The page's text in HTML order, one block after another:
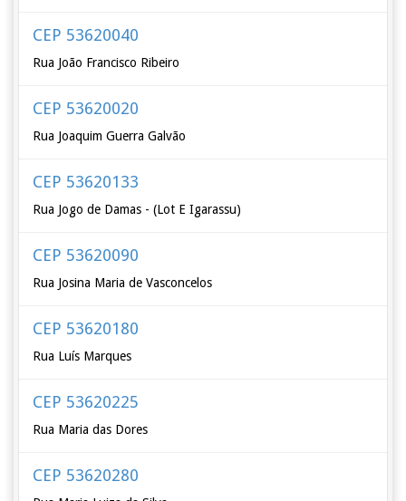
CEP 53620040
Rua João Francisco Ribeiro
CEP 53620020
Rua Joaquim Guerra Galvão
CEP 53620133
Rua Jogo de Damas - (Lot E Igarassu)
CEP 53620090
Rua Josina Maria de Vasconcelos
CEP 53620180
Rua Luís Marques
CEP 53620225
Rua Maria das Dores
CEP 53620280